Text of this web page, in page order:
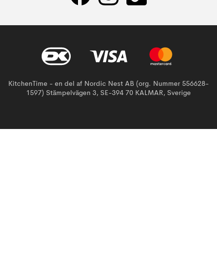
KitchenTime - en del af Nordic Nest AB (org. Nummer 556628-
1597) Stämpelvägen 3, SE-394 70 KALMAR, Sverige